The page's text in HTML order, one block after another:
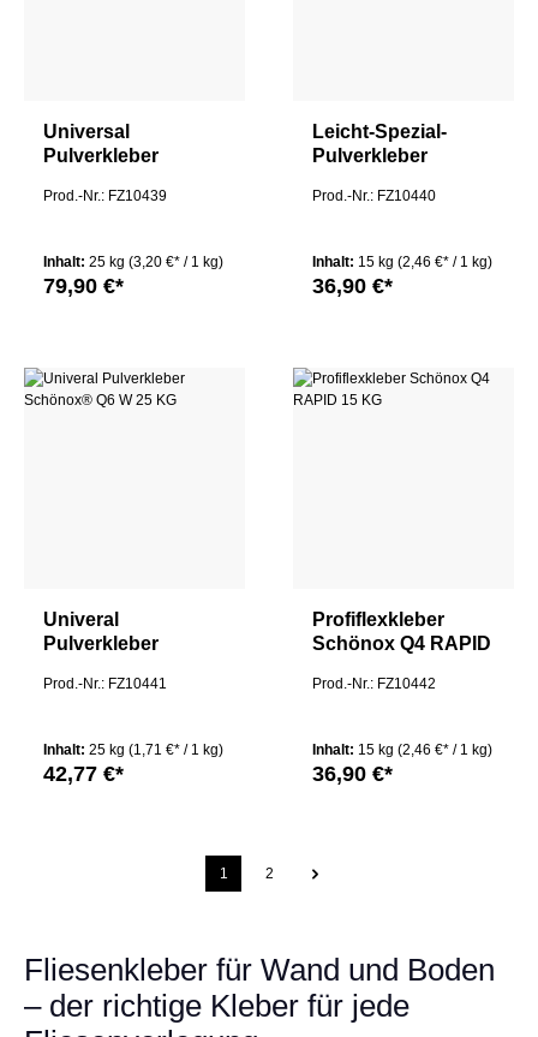
Universal
Pulverkleber
KG
Prod.-Nr.: FZ10439
Inhalt: 25 kg (3,20 €* / 1 kg)
79,90 €*
Leicht-Spezial-
Pulverkleber
Schönox Q8 15 KG
Prod.-Nr.: FZ10440
Inhalt: 15 kg (2,46 €* / 1 kg)
36,90 €*
Univeral
Pulverkleber
KG
Prod.-Nr.: FZ10441
Inhalt: 25 kg (1,71 €* / 1 kg)
42,77 €*
Profiflexkleber
Schönox Q4 RAPID
Prod.-Nr.: FZ10442
Inhalt: 15 kg (2,46 €* / 1 kg)
36,90 €*
1 2
Fliesenkleber für Wand und Boden
– der richtige Kleber für jede